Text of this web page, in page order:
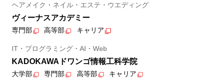
ヘアメイク・ネイル・エステ・ウエディング
ヴィーナスアカデミー
専門部 高等部 キャリア
IT・プログラミング・AI・Web
KADOKAWAドワンゴ情報工科学院
大学部 専門部 高等部 キャリア